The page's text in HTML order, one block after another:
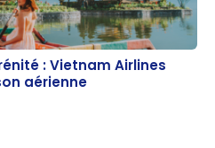
: Vietnam Airlines
aérienne
: Vietnam Airlines
aérienne